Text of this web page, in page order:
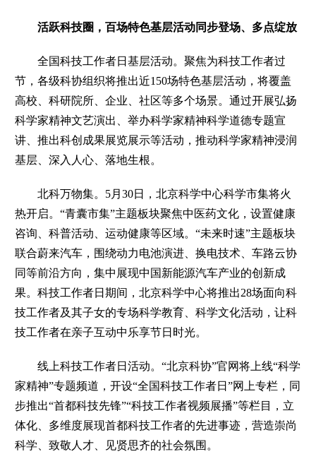
活跃科技圈，百场特色基层活动同步登场、多点绽放
全国科技工作者日基层活动。聚焦为科技工作者过
节，各级科协组织将推出近150场特色基层活动，将覆盖
高校、科研院所、企业、社区等多个场景。通过开展弘扬
科学家精神文艺演出、举办科学家精神科学道德专题宣
讲、推出科创成果展览展示等活动，推动科学家精神浸润
基层、深入人心、落地生根。
北科万物集。 5月30日，北京科学中心科学市集将火
热开启。“青囊市集”主题板块聚焦中医药文化，设置健康
咨询、科普活动、运动健康等区域。“未来时速”主题板块
联合蔚来汽车，围绕动力电池演进、换电技术、车路云协
同等前沿方向，集中展现中国新能源汽车产业的创新成
果。科技工作者日期间，北京科学中心将推出28场面向科
技工作者及其子女的专场科学教育、科学文化活动，让科
技工作者在亲子互动中乐享节日时光。
线上科技工作者日活动。“北京科协”官网将上线“科学
家精神”专题频道，开设“全国科技工作者日”网上专栏，同
步推出“首都科技先锋”“科技工作者视频展播”等栏目，立
体化、多维度展现首都科技工作者的先进事迹，营造崇尚
科学、致敬人才、见贤思齐的社会氛围。